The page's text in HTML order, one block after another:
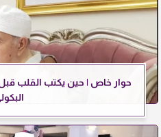
حوار خاص | حين يكتب القلب